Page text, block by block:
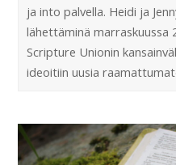
ja into palvella. Heidi ja
lähettäminä marraskuussa
Scripture Unionin
ideoitiin uusia